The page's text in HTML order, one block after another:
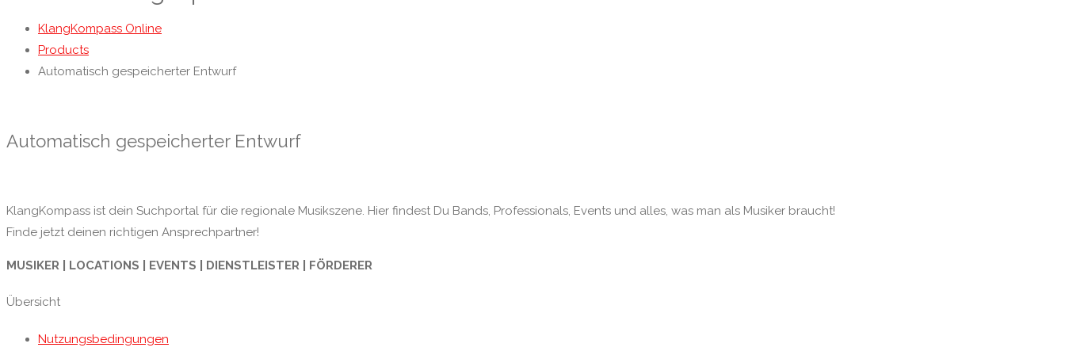
KlangKompass Online
Products
Automatisch gespeicherter Entwurf
Automatisch gespeicherter Entwurf
KlangKompass ist dein Suchportal für die regionale Musikszene. Hier findest Du Bands, Professionals, Events und alles, was man als Musiker braucht!
Finde jetzt deinen richtigen Ansprechpartner!
MUSIKER | LOCATIONS | EVENTS | DIENSTLEISTER | FÖRDERER
Übersicht
Nutzungsbedingungen